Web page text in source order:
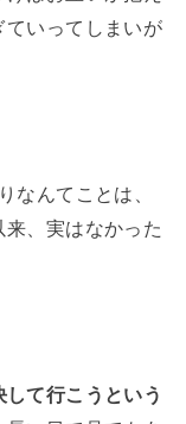
ていってしまいが
なんてことは、
、実はなかった
て行こうという